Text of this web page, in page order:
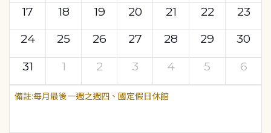
17
18 19 20 21 22
23
24
25 26 27 28 29
30
31
1 2 3 4 5 6
每月最後一週之週四、國定假日休館